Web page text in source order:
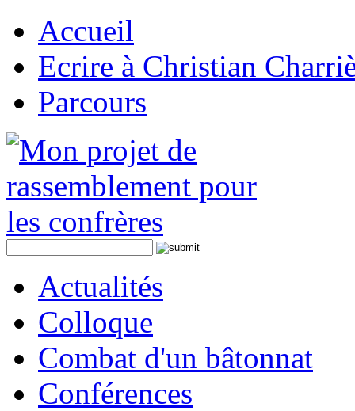
Accueil
Ecrire à Christian
Parcours
Actualités
Colloque
Combat d'un bâtonnat
Conférences